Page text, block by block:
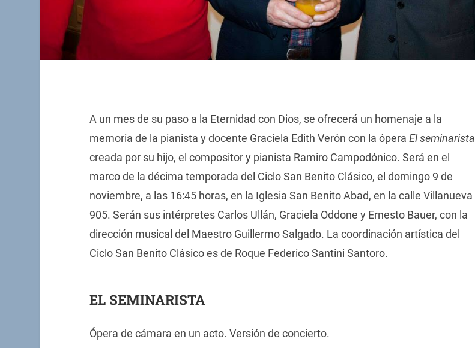
A un mes de su paso a la Eternidad con Dios, se ofrecerá un homenaje a la
memoria de la pianista y docente Graciela Edith Verón con la ópera El seminarista
creada por su hijo, el compositor y pianista Ramiro Campodónico. Será en el
marco de la décima temporada del Ciclo San Benito Clásico, el domingo 9 de
noviembre, a las 16:45 horas, en la Iglesia San Benito Abad, en la calle Villanueva
905. Serán sus intérpretes Carlos Ullán, Graciela Oddone y Ernesto Bauer, con la
dirección musical del Maestro Guillermo Salgado. La coordinación artística del
Ciclo San Benito Clásico es de Roque Federico Santini Santoro.
EL SEMINARISTA
Ópera de cámara en un acto. Versión de concierto.